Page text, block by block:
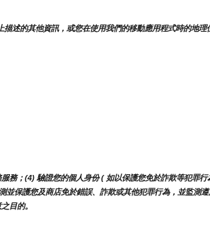
述的其他資訊，或您在使用我們的移動應用程式時的地理
務；(4) 驗證您的個人身份 ( 如以保護您免於詐欺等犯罪行
保護您及商店免於錯誤、詐欺或其他犯罪行為，並監測遵
目的。